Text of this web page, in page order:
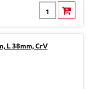
L 38mm, CrV